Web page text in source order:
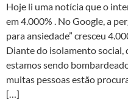
Hoje li uma notícia que o
em 4.000% . No Google, a
para ansiedade” cresceu
Diante do isolamento social,
estamos sendo
muitas pessoas estão
[…]